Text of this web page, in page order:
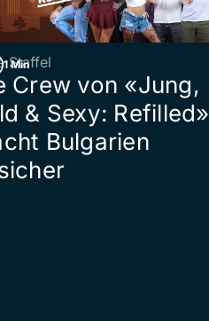
1 Min
Staffel
Crew von «Jung,
& Sexy: Refilled»
Bulgarien